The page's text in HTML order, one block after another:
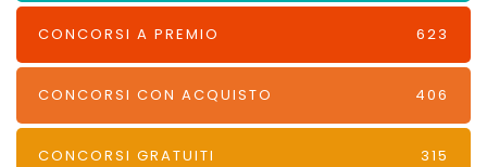
CONCORSI A PREMIO 623
CONCORSI CON ACQUISTO 406
CONCORSI GRATUITI 315